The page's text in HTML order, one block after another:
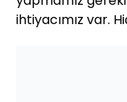
ihtiyacımız var.